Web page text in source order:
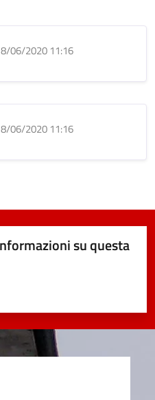
06/2020 11:16
06/2020 11:16
su questa
su 5